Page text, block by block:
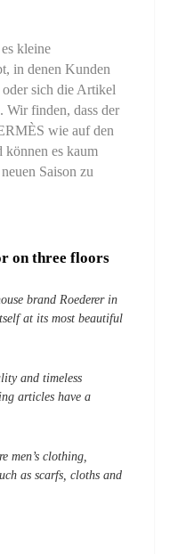
kleine
in denen Kunden
sich die Artikel
Wir finden, dass der
wie auf den
können es kaum
Saison zu
on three floors
brand Roederer in
at its most beautiful
and timeless
articles have a
men’s clothing,
as scarfs, cloths and